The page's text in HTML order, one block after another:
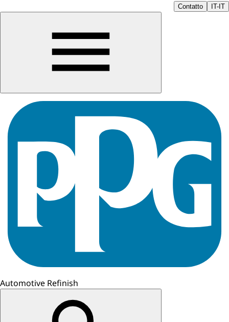
Contatto IT-IT
Automotive Refinish